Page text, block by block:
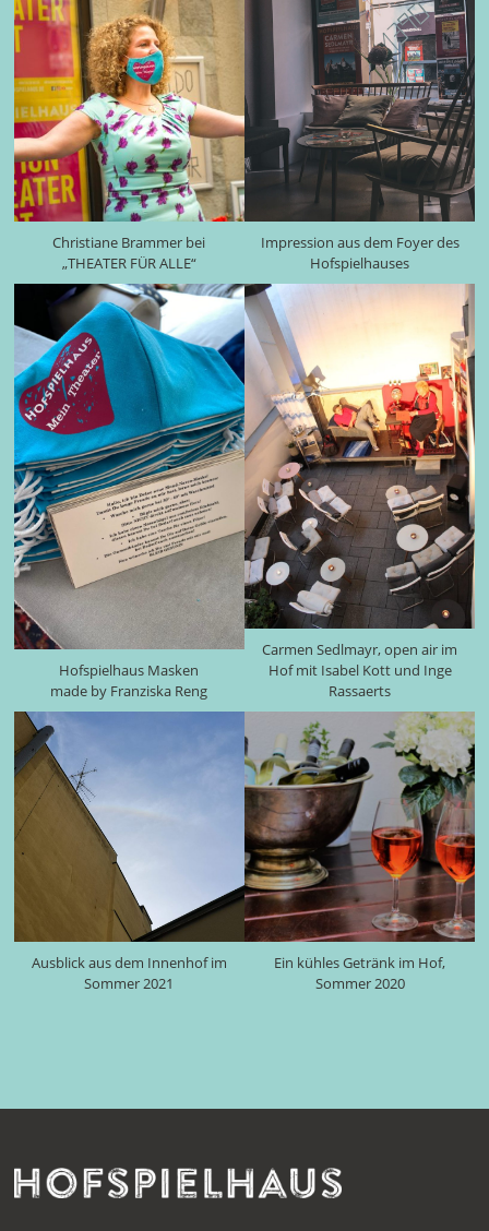
Christiane Brammer bei
„THEATER FÜR ALLE“
Impression aus dem Foyer des
Hofspielhauses
Hofspielhaus Masken
made by Franziska Reng
Carmen Sedlmayr, open air im
Hof mit Isabel Kott und Inge
Rassaerts
Ausblick aus dem Innenhof im
Sommer 2021
Ein kühles Getränk im Hof,
Sommer 2020